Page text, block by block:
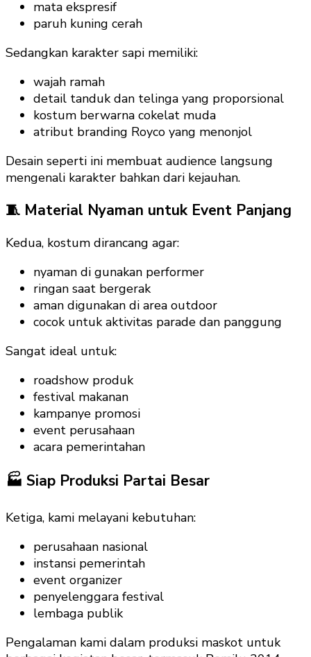
mata ekspresif
paruh kuning cerah
Sedangkan karakter sapi memiliki:
wajah ramah
detail tanduk dan telinga yang proporsional
kostum berwarna cokelat muda
atribut branding Royco yang menonjol
Desain seperti ini membuat audience langsung
mengenali karakter bahkan dari kejauhan.
🧵 Material Nyaman untuk Event Panjang
Kedua, kostum dirancang agar:
nyaman di gunakan performer
ringan saat bergerak
aman digunakan di area outdoor
cocok untuk aktivitas parade dan panggung
Sangat ideal untuk:
roadshow produk
festival makanan
kampanye promosi
event perusahaan
acara pemerintahan
🏭 Siap Produksi Partai Besar
Ketiga, kami melayani kebutuhan:
perusahaan nasional
instansi pemerintah
event organizer
penyelenggara festival
lembaga publik
Pengalaman kami dalam produksi maskot untuk